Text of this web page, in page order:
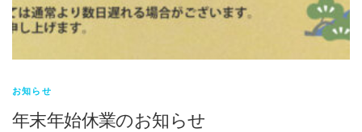
お知らせ
年末年始休業のお知らせ